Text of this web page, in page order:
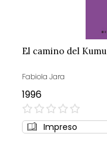
El camino del Kumu
Fabiola Jara
1996
0%
Impreso